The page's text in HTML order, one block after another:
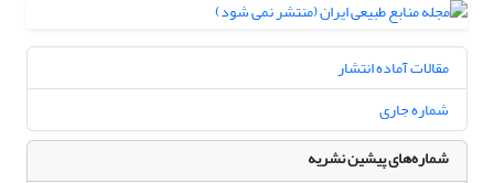
مقالات آماده انتشار
شماره جاری
شماره‌های پیشین نشریه